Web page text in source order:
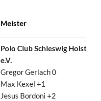
Meister
Polo Club Schleswig Holstein
e.V.
Gregor Gerlach 0
Max Kexel +1
Jesus Bordoni +2